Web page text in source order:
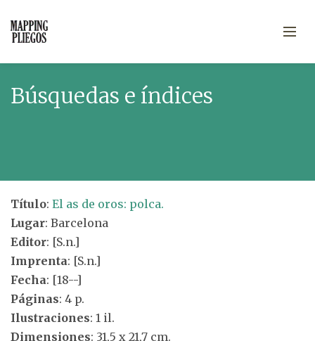
Búsquedas e índices
Título: El as de oros: polca.
Lugar: Barcelona
Editor: [S.n.]
Imprenta: [S.n.]
Fecha: [18--]
Páginas: 4 p.
Ilustraciones: 1 il.
Dimensiones: 31,5 x 21,7 cm.